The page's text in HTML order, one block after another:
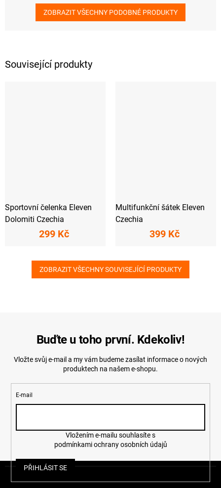
Související produkty
Sportovní čelenka Eleven
Dolomiti Czechia
299 Kč
Multifunkční šátek Eleven
Czechia
399 Kč
ZOBRAZIT VŠECHNY SOUVISEJÍCÍ PRODUKTY
ZOBRAZIT VŠECHNY PODOBNÉ PRODUKTY
Buďte u toho první. Kdekoliv!
Vložte svůj e-mail a my vám budeme zasílat informace o nových
produktech na našem e-shopu.
E-mail
podmínkami ochrany osobních údajů
PŘIHLÁSIT SE